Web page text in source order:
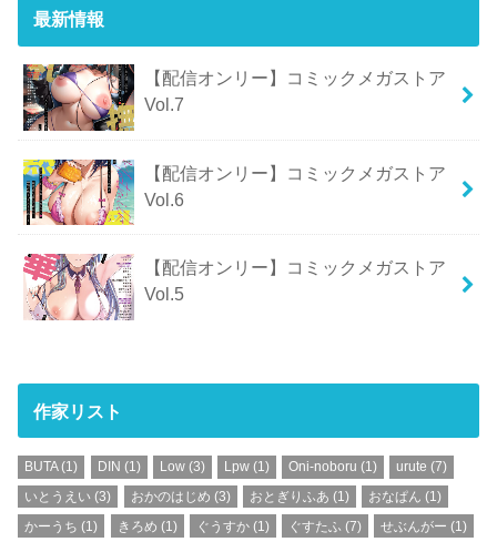
最新情報
【配信オンリー】コミックメガストア
Vol.7
【配信オンリー】コミックメガストア
Vol.6
【配信オンリー】コミックメガストア
Vol.5
作家リスト
BUTA(1) DIN (1) Low(3) Lpw (1) Oni-noboru (1) urute (7)
いとうえい (3) おかのはじめ (3) おとぎりふあ (1) おなぱん (1)
かーうち (1) きろめ (1) ぐうすか(1) ぐすたふ (7) せぶんがー (1)